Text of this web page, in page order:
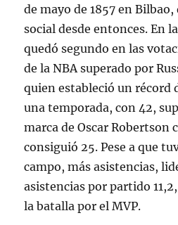
de mayo de 1857 en
social desde entonces. En
quedó segundo en las
de la NBA superado por
quien estableció un récord
una temporada, con 42,
marca de Oscar Robertson
consiguió 25. Pese a que
campo, más asistencias,
asistencias por partido
la batalla por el MVP.